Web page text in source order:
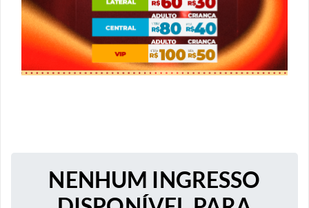
NENHUM INGRESSO